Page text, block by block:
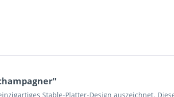
Stable-Platter-Design auszeichnet.